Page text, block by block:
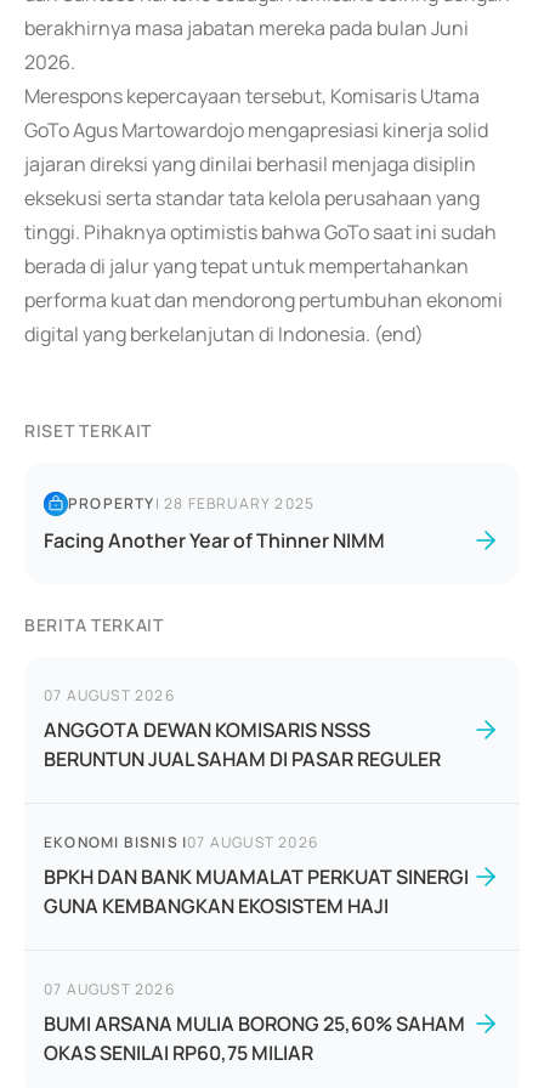
berakhirnya masa jabatan mereka pada bulan Juni
2026.
Merespons kepercayaan tersebut, Komisaris Utama
GoTo Agus Martowardojo mengapresiasi kinerja solid
jajaran direksi yang dinilai berhasil menjaga disiplin
eksekusi serta standar tata kelola perusahaan yang
tinggi. Pihaknya optimistis bahwa GoTo saat ini sudah
berada di jalur yang tepat untuk mempertahankan
performa kuat dan mendorong pertumbuhan ekonomi
digital yang berkelanjutan di Indonesia. (end)
RISET TERKAIT
PROPERTY|28 FEBRUARY 2025
Facing Another Year of Thinner NIMM
BERITA TERKAIT
07 AUGUST 2026
ANGGOTA DEWAN KOMISARIS NSSS
BERUNTUN JUAL SAHAM DI PASAR REGULER
EKONOMI BISNIS |07 AUGUST 2026
BPKH DAN BANK MUAMALAT PERKUAT SINERGI
GUNA KEMBANGKAN EKOSISTEM HAJI
07 AUGUST 2026
BUMI ARSANA MULIA BORONG 25,60% SAHAM
OKAS SENILAI RP60,75 MILIAR